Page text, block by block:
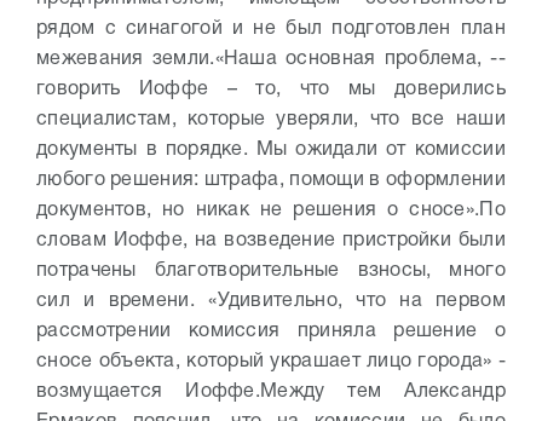
рядом с синагогой и не был подготовлен план
межевания земли.«Наша основная проблема, --
говорить Иоффе – то, что мы доверились
специалистам, которые уверяли, что все наши
документы в порядке. Мы ожидали от комиссии
любого решения: штрафа, помощи в оформлении
документов, но никак не решения о сносе». По
словам Иоффе, на возведение пристройки были
потрачены благотворительные взносы, много
сил и времени.«Удивительно, что на первом
рассмотрении комиссия приняла решение о
сносе объекта, который украшает лицо города» -
возмущается Иоффе. Между тем Александр